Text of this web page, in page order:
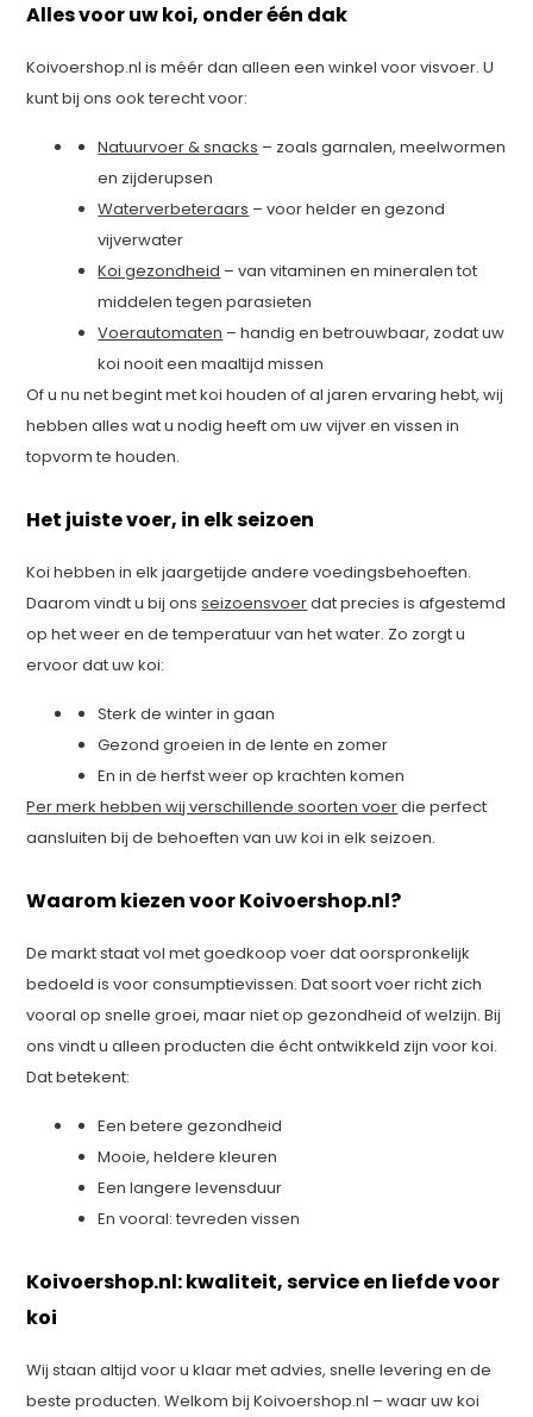
Alles voor uw koi, onder één dak
Koivoershop.nl is méér dan alleen een winkel voor visvoer. U
kunt bij ons ook terecht voor:
Natuurvoer & snacks – zoals garnalen, meelwormen
en zijderupsen
Waterverbeteraars – voor helder en gezond
vijverwater
Koi gezondheid – van vitaminen en mineralen tot
middelen tegen parasieten
Voerautomaten – handig en betrouwbaar, zodat uw
koi nooit een maaltijd missen
Of u nu net begint met koi houden of al jaren ervaring hebt, wij
hebben alles wat u nodig heeft om uw vijver en vissen in
topvorm te houden.
Het juiste voer, in elk seizoen
Koi hebben in elk jaargetijde andere voedingsbehoeften.
Daarom vindt u bij onsseizoensvoerdat precies is afgestemd
op het weer en de temperatuur van het water. Zo zorgt u
ervoor dat uw koi:
Sterk de winter in gaan
Gezond groeien in de lente en zomer
En in de herfst weer op krachten komen
Per merk hebben wij verschillende soorten voerdie perfect
aansluiten bij de behoeften van uw koi in elk seizoen.
Waarom kiezen voor Koivoershop.nl?
De markt staat vol met goedkoop voer dat oorspronkelijk
bedoeld is voor consumptievissen. Dat soort voer richt zich
vooral op snelle groei, maar niet op gezondheid of welzijn. Bij
ons vindt u alleen producten die écht ontwikkeld zijn voor koi.
Dat betekent:
Een betere gezondheid
Mooie, heldere kleuren
Een langere levensduur
En vooral: tevreden vissen
Koivoershop.nl: kwaliteit, service en liefde voor
koi
Wij staan altijd voor u klaar met advies, snelle levering en de
beste producten. Welkom bij Koivoershop.nl – waar uw koi